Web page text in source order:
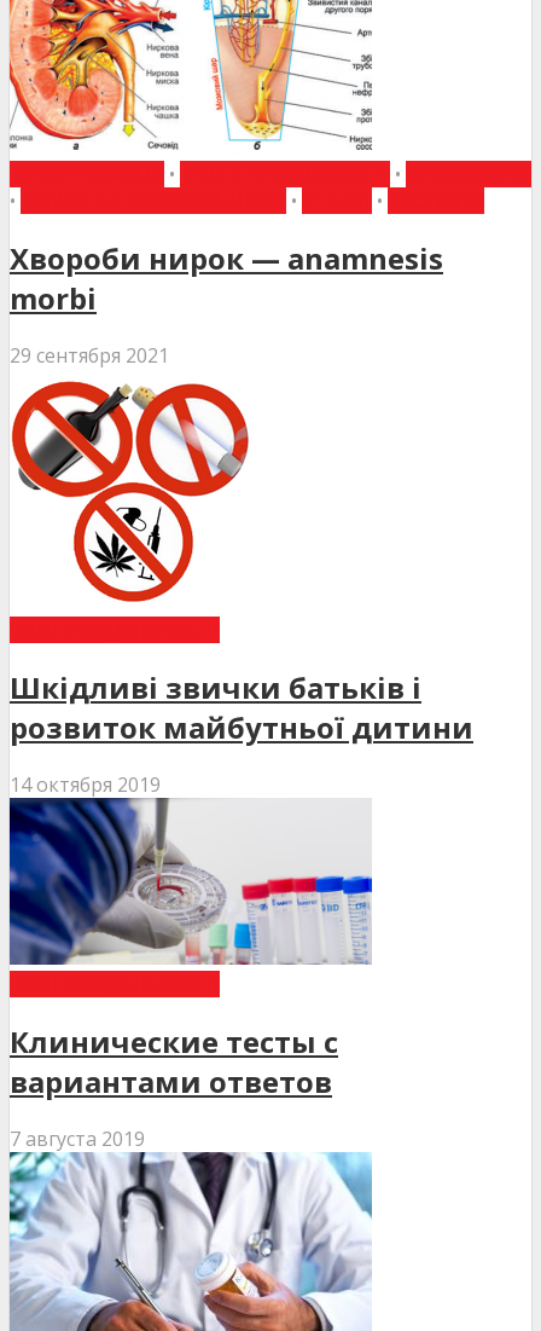
• •
•
• •
Хвороби нирок — anamnesis
morbi
29 сентября 2021
Шкідливі звички батьків і
розвиток майбутньої дитини
14 октября 2019
Клинические тесты с
вариантами ответов
7 августа 2019